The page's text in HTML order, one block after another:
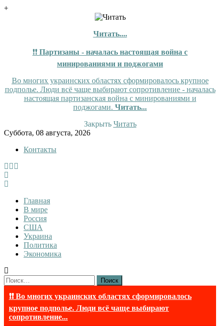
+
Читать....
❗❗ Партизаны - началась настоящая война с
минированиями и поджогами
Во многих украинских областях сформировалось крупное
подполье. Люди всё чаще выбирают сопротивление - началась
настоящая партизанская война с минированиями и
поджогами. Читать...
Закрыть Читать
Skip
content
Суббота, 08 августа, 2026
Контакты
InfoRuss
InfoRuss — Новости
Главная
В мире
Россия
США
Украина
Политика
Экономика
Найти:
❗❗ Во многих украинских областях сформировалось
крупное подполье. Люди всё чаще выбирают
сопротивление...